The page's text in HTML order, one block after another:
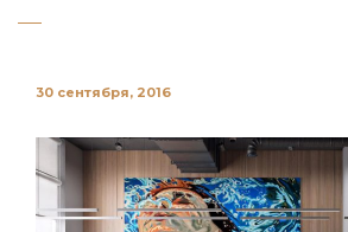
30 сентября, 2016